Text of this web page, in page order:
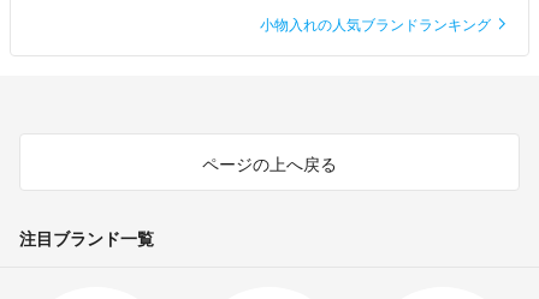
小物入れの人気ブランドランキング
ページの上へ戻る
注目ブランド一覧